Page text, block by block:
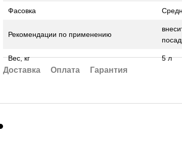
Фасовка
Рекомендации по применению
Вес, кг 5 л
Доставка Оплата Гарантия